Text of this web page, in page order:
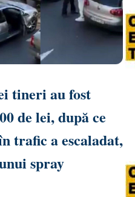
tineri au fost
de lei, după ce
trafic a escaladat,
spray